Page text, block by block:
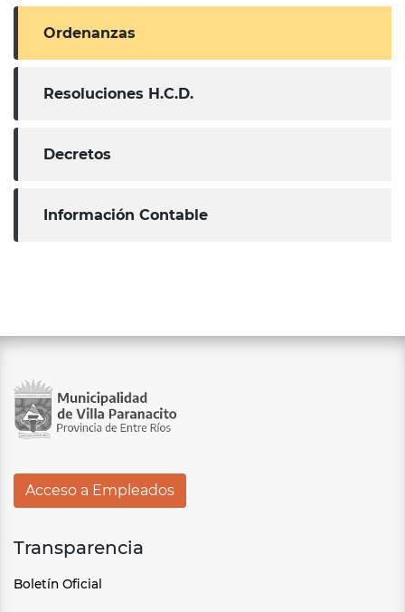
Ordenanzas
Resoluciones H.C.D.
Decretos
Información Contable
Acceso a Empleados
Transparencia
Boletín Oficial